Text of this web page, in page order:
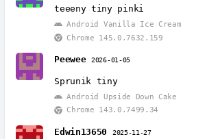
teeeny tiny pinki
Android Vanilla Ice Cream
Chrome 145.0.7632.159
Peewee 2026-01-05
Sprunik tiny
Android Upside Down Cake
Chrome 143.0.7499.34
Edwin13650 2025-11-27